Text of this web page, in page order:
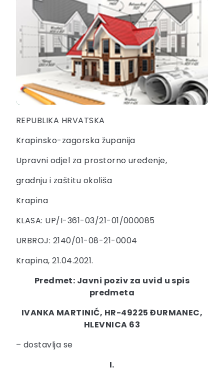
REPUBLIKA HRVATSKA
Krapinsko-zagorska županija
Upravni odjel za prostorno uređenje,
gradnju i zaštitu okoliša
Krapina
KLASA: UP/I-361-03/21-01/000085
URBROJ: 2140/01-08-21-0004
Krapina, 21.04.2021.
Predmet: Javni poziv za uvid u spis
predmeta
IVANKA MARTINIĆ, HR-49225 ĐURMANEC,
HLEVNICA 63
– dostavlja se
I.